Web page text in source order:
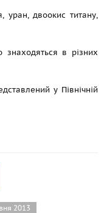
уран, двоокис титану,
знаходяться в різних
у Північній
2013